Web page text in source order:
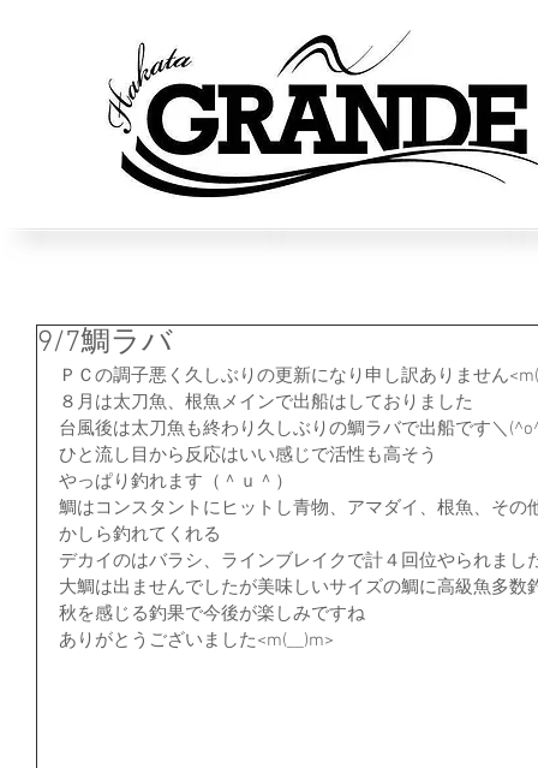
9/7鯛ラバ
ＰＣの調子悪く久しぶりの更新になり申し訳ありません
８月は太刀魚、根魚メインで出船はしておりました
台風後は太刀魚も終わり久しぶりの鯛ラバで出船です＼
ひと流し目から反応はいい感じで活性も高そう
やっぱり釣れます（＾ｕ＾）
鯛はコンスタントにヒットし青物、アマダイ、根魚、その
かしら釣れてくれる
デカイのはバラシ、ラインブレイクで計４回位やられまし
大鯛は出ませんでしたが美味しいサイズの鯛に高級魚多数
秋を感じる釣果で今後が楽しみですね
ありがとうございました<m(__)m>